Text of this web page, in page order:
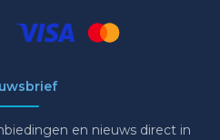
en nieuws direct in